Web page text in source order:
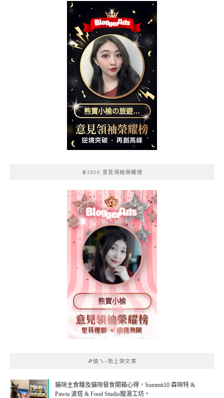
熊寶小榆の旅遊日
記
🧚2020 意見領袖榮耀榜
熊寶小榆
🔎燒ㄟ~新上架文章
貓咪主食糧及貓咪餐食開箱心得，Summit10 森咪特 &
Pawta 波塔 & Food Studio寵湯工坊。